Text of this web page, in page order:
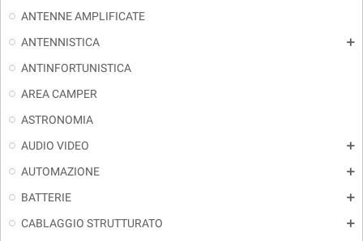
ANTENNE AMPLIFICATE
ANTENNISTICA
add
ANTINFORTUNISTICA
AREA CAMPER
ASTRONOMIA
AUDIO VIDEO
add
AUTOMAZIONE add
BATTERIE add
CABLAGGIO STRUTTURATO add